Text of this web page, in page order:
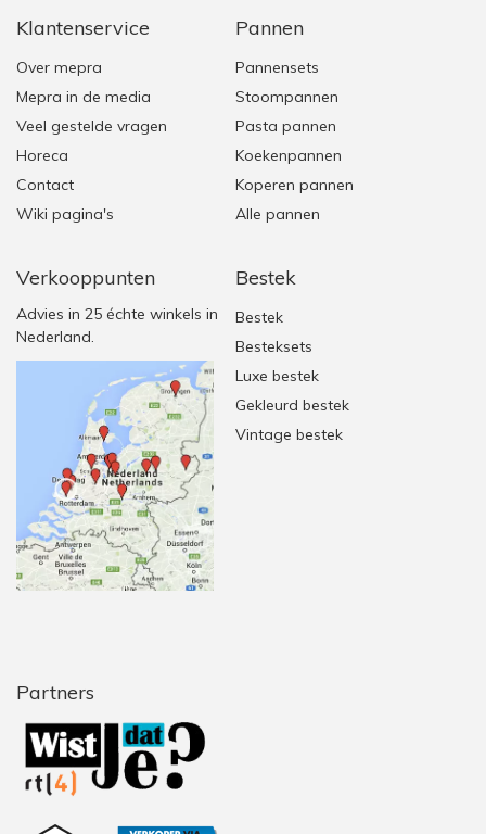
Klantenservice
Over mepra
Mepra in de media
Veel gestelde vragen
Horeca
Contact
Wiki pagina's
Verkooppunten
Advies in 25 échte winkels in
Nederland.
Pannen
Pannensets
Stoompannen
Pasta pannen
Koekenpannen
Koperen pannen
Alle pannen
Bestek
Bestek
Besteksets
Luxe bestek
Gekleurd bestek
Vintage bestek
Partners